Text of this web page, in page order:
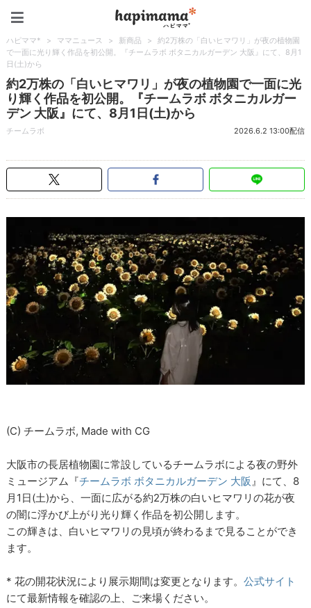
ハピママ* > ママニュース > 新商品 >
約2万株の「白いヒマワリ」が夜の植物園
で一面に光り輝く作品を初公開。『チームラボ ボタニカルガーデン 大阪』にて、8月1
日(土)から
約2万株の「白いヒマワリ」が夜の植物園で一面に光
り輝く作品を初公開。『チームラボ ボタニカルガー
デン 大阪』にて、8月1日(土)から
チームラボ 2026.6.2 13:00配信
(C)︎ チームラボ, Made with CG
大阪市の長居植物園に常設しているチームラボによる夜の野外
ミュージアム『チームラボ ボタニカルガーデン 大阪 』にて、8
月1日(土)から、一面に広がる約2万株の白いヒマワリの花が夜
の闇に浮かび上がり光り輝く作品を初公開します。
この輝きは、白いヒマワリの見頃が終わるまで見ることができ
ます。
* 花の開花状況により展示期間は変更となります。公式サイト
にて最新情報を確認の上、ご来場ください。